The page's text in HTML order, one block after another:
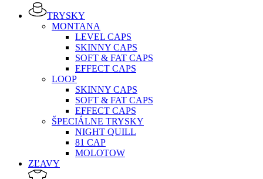
TRYSKY
MONTANA
LEVEL CAPS
SKINNY CAPS
SOFT & FAT CAPS
EFFECT CAPS
LOOP
SKINNY CAPS
SOFT & FAT CAPS
EFFECT CAPS
ŠPECIÁLNE TRYSKY
NIGHT QUILL
81 CAP
MOLOTOW
ZĽAVY